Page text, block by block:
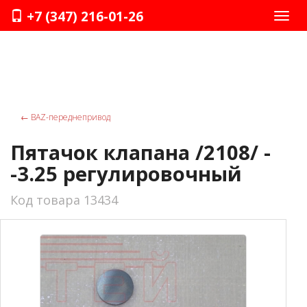
+7 (347) 216-01-26
← ВАZ-переднепривод
Пятачок клапана /2108/ -
-3.25 регулировочный
Код товара 13434